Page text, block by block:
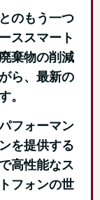
のもう一つ
ススマート
棄物の削減
ら、最新の
。
フォーマン
を提供する
高性能なス
フォンの世